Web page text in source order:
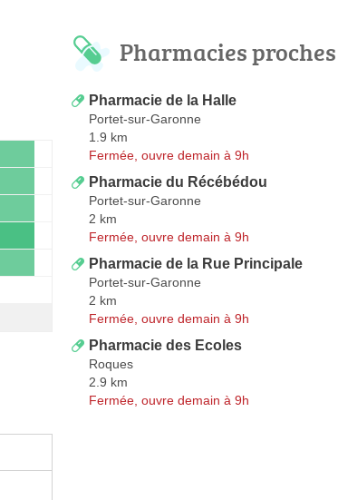
Pharmacies proches
Pharmacie de la Halle
Portet-sur-Garonne
1.9 km
Fermée, ouvre demain à 9h
Pharmacie du Récébédou
Portet-sur-Garonne
2 km
Fermée, ouvre demain à 9h
Pharmacie de la Rue Principale
Portet-sur-Garonne
2 km
Fermée, ouvre demain à 9h
Pharmacie des Ecoles
Roques
2.9 km
Fermée, ouvre demain à 9h